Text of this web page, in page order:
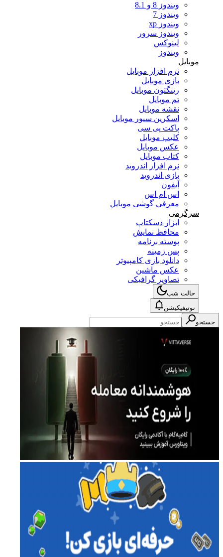
ویندوز 8 و 8.1
ویندوز 7
ویندوز xp
ویندوز سرور
لینوکس
ویندوز
موبایل
نرم افزار موبایل
بازی موبایل
رینگتون موبایل
تم موبایل
نقشه موبایل
اسکرین سیور موبایل
پاکت پی سی
کلیپ موبایل
عکس موبایل
کتاب موبایل
نرم افزار اندروید
بازی اندروید
آیفون
اس ام اس
معرفی گوشی موبایل
سرگرمی
ابزار دسکتاپ
محافظ نمایش
پوسته برنامه
پس زمینه
دانلود بازی کامپیوتر
عکس ماشین
تصاویر گرافیکی
حالت شب
نوتیفیکیشن
جستجو